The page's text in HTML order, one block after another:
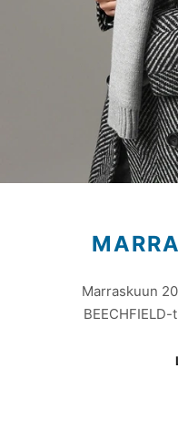
Marraskuun